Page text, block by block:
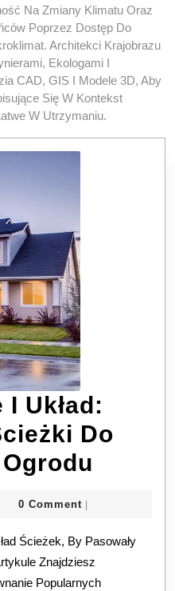
Na Zmiany Klimatu Oraz
Poprzez Dostęp Do
Architekci Krajobrazu
Ekologami I
CAD, GIS I Modele 3D, Aby
Się W Kontekst
W Utrzymaniu.
Układ:
Do
Jak
0 Comment
Ścieżek, By Pasowały
Znajdziesz
Popularnych